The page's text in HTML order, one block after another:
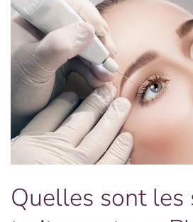
Quelles sont les